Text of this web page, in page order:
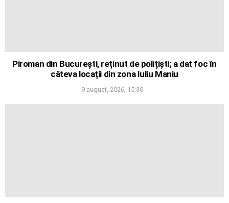
Piroman din București, reținut de polițiști; a dat foc în
câteva locații din zona Iuliu Maniu
9 august, 2026, 15:30